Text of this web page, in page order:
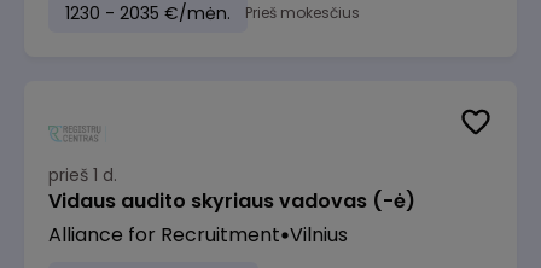
1230 - 2035 €/mėn. Prieš mokesčius
prieš 1 d.
Vidaus audito skyriaus vadovas (-ė)
Alliance for Recruitment Vilnius